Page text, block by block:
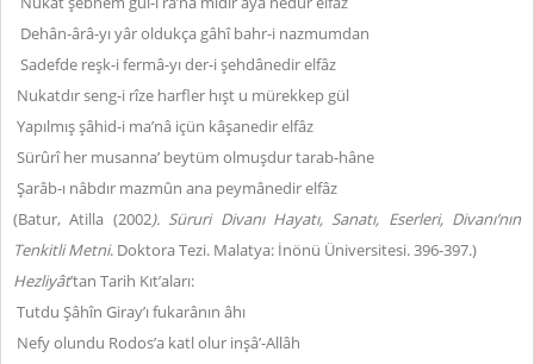
Dehân-ârâ-yı yâr oldukça gâhî bahr-i nazmumdan
Sadefde reşk-i fermâ-yı der-i şehdânedir elfâz
Nukatdır seng-i rîze harfler hışt u mürekkep gül
Yapılmış şâhid-i ma’nâ içün kâşanedir elfâz
Sürûrî her musanna’ beytüm olmuşdur tarab-hâne
Şarâb-ı nâbdır mazmûn ana peymânedir elfâz
(Batur, Atilla (2002). Süruri Divanı Hayatı, Sanatı, Eserleri, Divanı’nın
Tenkitli Metni. Doktora Tezi. Malatya: İnönü Üniversitesi. 396-397.)
Hezliyât’tan Tarih Kıt’aları:
Tutdu Şâhîn Giray’ı fukarânın âhı
Nefy olundu Rodos’a katl olur inşâ’-Allâh